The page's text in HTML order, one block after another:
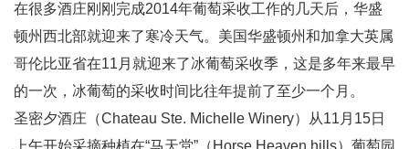
在很多酒庄刚刚完成2014年葡萄采收工作的几天后，华盛
顿州西北部就迎来了寒冷天气。美国华盛顿州和加拿大英属
哥伦比亚省在11月就迎来了冰葡萄采收季，这是多年来最早
的一次，冰葡萄的采收时间比往年提前了至少一个月。
圣密夕酒庄（Chateau Ste. Michelle Winery）从11月15日
上午开始采摘种植在“马天堂”（Horse Heaven hills）葡萄园